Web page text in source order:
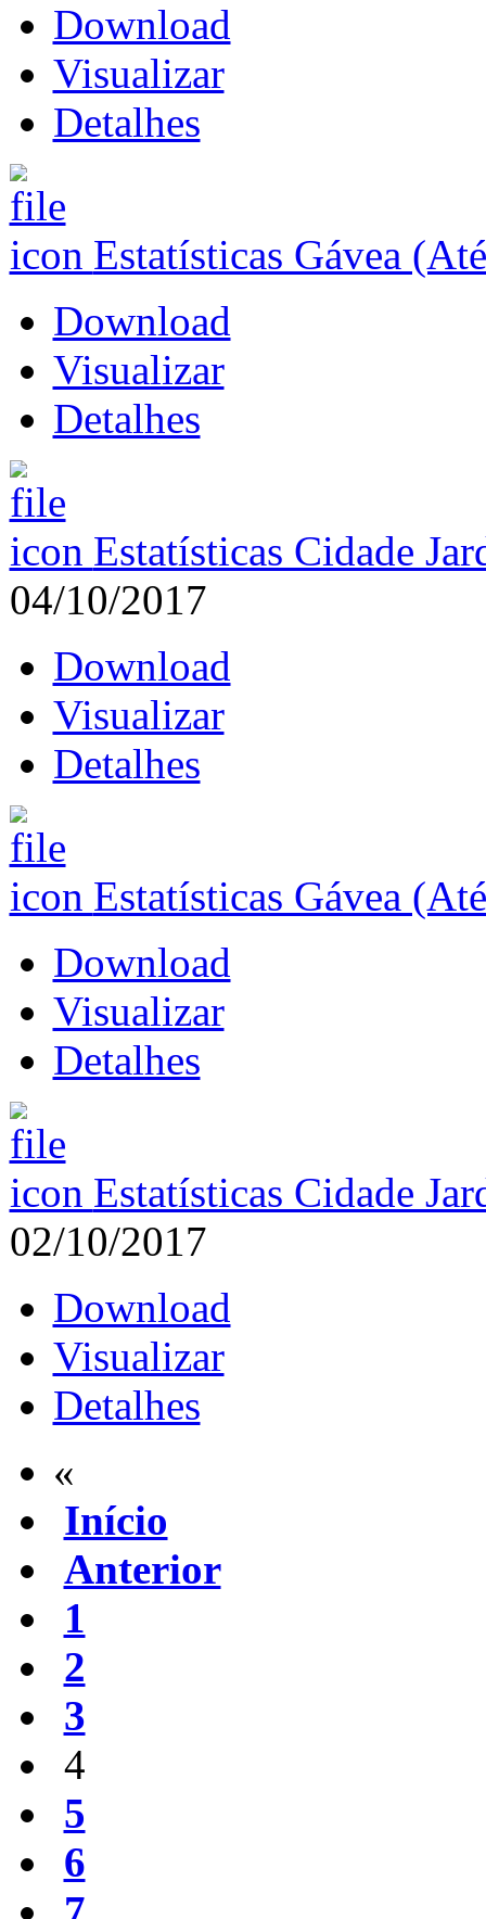
Download
Visualizar
Detalhes
Estatísticas Gávea
Download
Visualizar
Detalhes
Estatísticas Cidade
04/10/2017
Download
Visualizar
Detalhes
Estatísticas Gávea
Download
Visualizar
Detalhes
Estatísticas Cidade
02/10/2017
Download
Visualizar
Detalhes
«
Início
Anterior
1
2
3
4
5
6